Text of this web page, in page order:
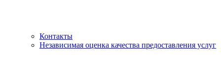
Контакты
Независимая оценка качества предоставления услуг